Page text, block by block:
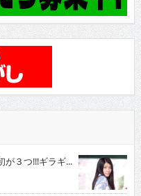
３つ!!!ギラギ...